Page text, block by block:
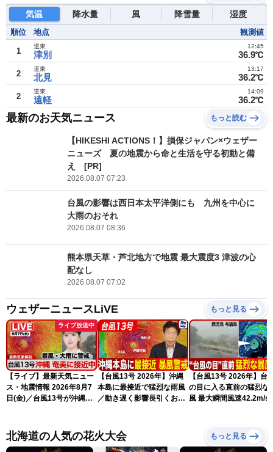
気温 降水量 風 降雪量 湿度
順位 地点 観測値
1 津別
道東
36.9℃
12:45
2 北見
道東
36.2℃
13:17
2 遠軽
道東
36.2℃
14:09
最新のお天気ニュース もっと読む
【HIKESHI ACTIONS！】損保ジャパン×ウェザー
ニューズ 夏の地震から命と生活を守る初動と備
え [PR]
2026.08.07 07:23
台風の影響は西日本太平洋側にも 九州を中心に
大雨のおそれ
2026.08.07 08:36
熊本県天草・芦北地方で地震 最大震度3 津波の心
配なし
2026.08.07 07:02
ウェザーニュースLiVE もっと見る
ライブ放送中
【ライブ】最新天気ニュー
ス・地震情報 2026年8月7
日(金)／台風13号が沖縄・
ュースLiVEアフタヌーン・
小林李衣奈／内藤邦裕〉
【台風13号 2026年】沖縄
本島に最接近で猛烈な雨風
／動き遅く影響長引くおそ
【台風13号 2026年】台
の目に入る直前の猛烈な
風 最大瞬間風速42.2m/s
北海道の人気の花火大会 もっと見る